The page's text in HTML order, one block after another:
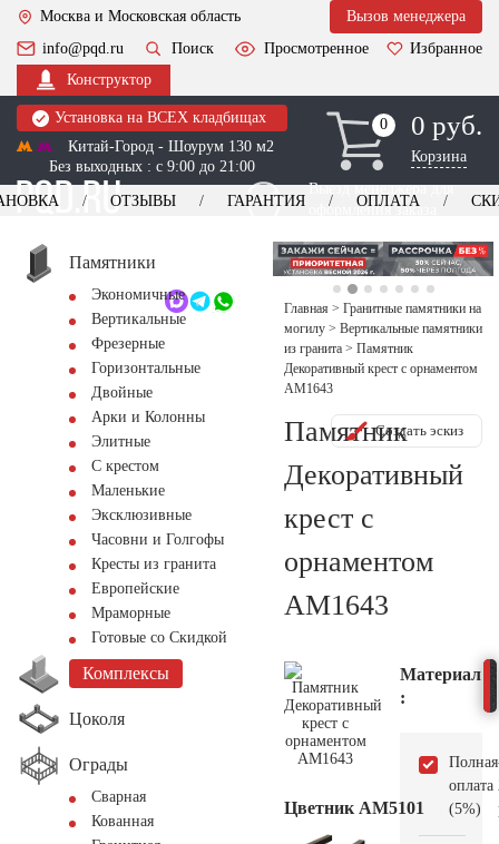
Москва и Московская область
Вызов менеджера
info@pqd.ru
Поиск Просмотренное
Избранное
Конструктор
Установка на ВСЕХ кладбищах
Китай-Город - Шоурум 130 м2
Без выходных : с 9:00 до 21:00
0
0 0 руб.
Корзина
Выезд менеджера для
оформления заказа
+7 (495) 518-44-23
Обратный звонок
ОТЗЫВЫ ГАРАНТИЯ ОПЛАТА
Памятники
Экономичные
Вертикальные
Фрезерные
Горизонтальные
Двойные
Арки и Колонны
Элитные
С крестом
Маленькие
Эксклюзивные
Часовни и Голгофы
Кресты из гранита
Европейские
Мраморные
Готовые со Скидкой
Комплексы
Цоколя
Ограды
Сварная
Кованная
Главная > Гранитные памятники на
могилу > Вертикальные памятники
из гранита > Памятник
Декоративный крест с орнаментом
AM1643
Памятник
Декоративный
крест с
орнаментом
AM1643
Создать эскиз
Цветник АМ5101
Материал
:
Полная
оплата
(5%)